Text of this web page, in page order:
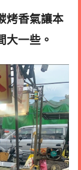
烤香氣讓本
大一些。